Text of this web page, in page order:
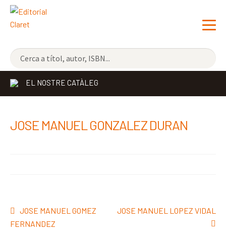
NOVETATS
ELS MÉS VENUTS
EL NOSTRE CATÀLEG
JOSE MANUEL GONZALEZ DURAN
Navegació
d'entrades
Entrada
anterior:
JOSE MANUEL GOMEZ
FERNANDEZ
Pròxima
JOSE MANUEL LOPEZ VIDAL